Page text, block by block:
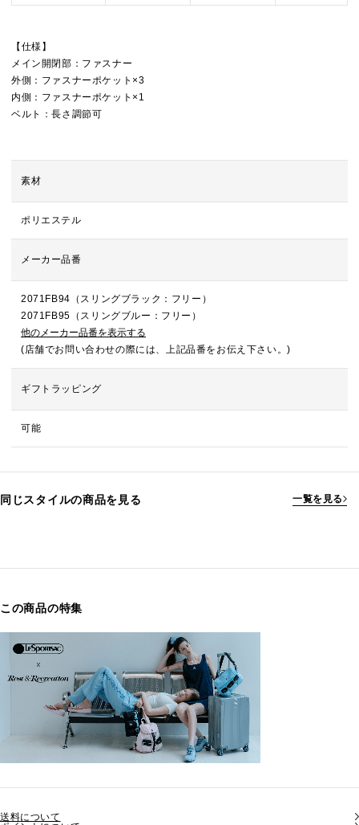
【仕様】
メイン開閉部：ファスナー
外側：ファスナーポケット×3
内側：ファスナーポケット×1
ベルト：長さ調節可
素材
ポリエステル
メーカー品番
2071FB94（スリングブラック：フリー）
2071FB95（スリングブルー：フリー）
他のメーカー品番を表示する
(店舗でお問い合わせの際には、上記品番をお伝え下さい。)
ギフトラッピング
可能
同じスタイルの商品を見る 一覧を見る
この商品の特集
送料について